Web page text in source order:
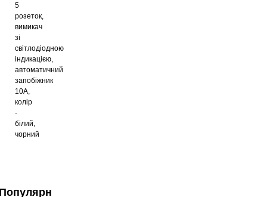
5
розеток,
вимикач
зі
світлодіодною
індикацією,
автоматичний
запобіжник
10А,
колір
-
білий,
чорний